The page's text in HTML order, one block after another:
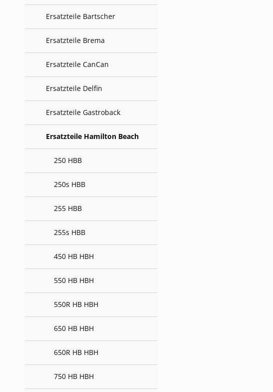
Ersatzteile Bartscher
Ersatzteile Brema
Ersatzteile CanCan
Ersatzteile Delfin
Ersatzteile Gastroback
Ersatzteile Hamilton Beach
250 HBB
250s HBB
255 HBB
255s HBB
450 HB HBH
550 HB HBH
550R HB HBH
650 HB HBH
650R HB HBH
750 HB HBH